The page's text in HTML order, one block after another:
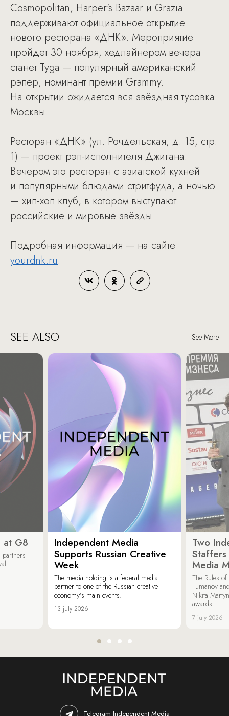
Cosmopolitan, Harper's Bazaar и Grazia
поддерживают официальное открытие
нового ресторана «ДНК». Мероприятие
пройдет 30 ноября, хедлайнером вечера
станет Tyga — популярный американский
рэпер, номинант премии Grammy.
На открытии ожидается вся звёздная тусовка
Москвы.
Ресторан «ДНК» (ул. Рочдельская, д. 15, стр.
1) — проект рэп-исполнителя Джигана.
Вечером это ресторан с азиатской кухней
и популярными блюдами стритфуда, а ночью
— хип-хоп клуб, в котором выступают
российские и мировые звёзды.
Подробная информация — на сайте
yourdnk.ru.
SEE ALSO See More
at G8
Independent Media
Supports Russian Creative
Week
The media holding is a federal media
partner to one of the Russian creative
economy’s main events.
13 july 2026
Two
Media
The Rules
Tumanov
Nikita
awards.
7 july 2026
Telegram Independent Media